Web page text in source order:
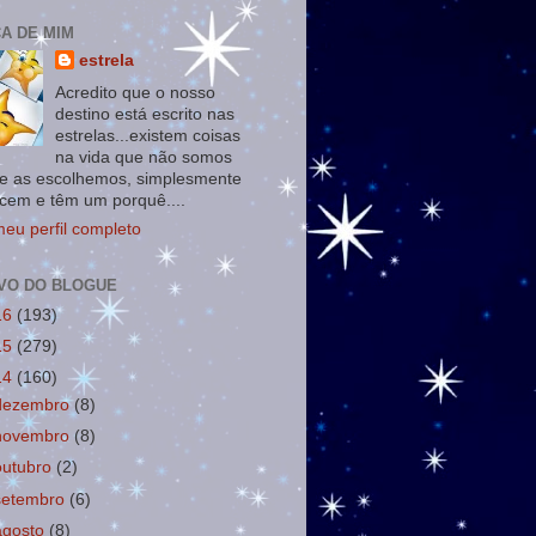
DE MIM
estrela
Acredito que o nosso
destino está escrito nas
estrelas...existem coisas
na vida que não somos
as escolhemos, simplesmente
e têm um porquê....
perfil completo
DO BLOGUE
(193)
(279)
(160)
(8)
(8)
(2)
(6)
(8)